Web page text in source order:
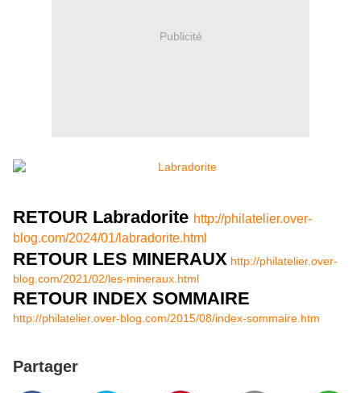
Publicité
RETOUR Labradorite http://philatelier.over-
blog.com/2024/01/labradorite.html
RETOUR LES MINERAUX http://philatelier.over-
blog.com/2021/02/les-mineraux.html
RETOUR INDEX SOMMAIRE
http://philatelier.over-blog.com/2015/08/index-sommaire.htm
Partager